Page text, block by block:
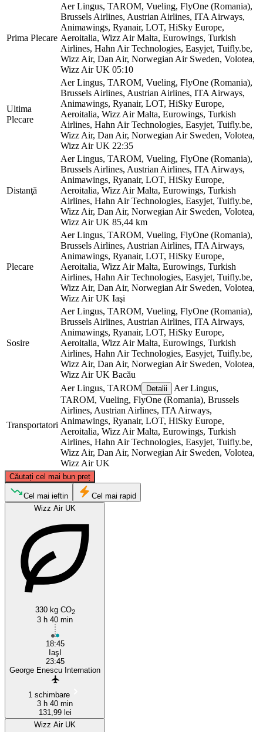
Prima Plecare
Aer Lingus, TAROM, Vueling, FlyOne (Romania),
Brussels Airlines, Austrian Airlines, ITA Airways,
Animawings, Ryanair, LOT, HiSky Europe,
Aeroitalia, Wizz Air Malta, Eurowings, Turkish
Airlines, Hahn Air Technologies, Easyjet, Tuifly.be,
Wizz Air, Dan Air, Norwegian Air Sweden, Volotea,
Wizz Air UK 05:10
Ultima
Plecare
Aer Lingus, TAROM, Vueling, FlyOne (Romania),
Brussels Airlines, Austrian Airlines, ITA Airways,
Animawings, Ryanair, LOT, HiSky Europe,
Aeroitalia, Wizz Air Malta, Eurowings, Turkish
Airlines, Hahn Air Technologies, Easyjet, Tuifly.be,
Wizz Air, Dan Air, Norwegian Air Sweden, Volotea,
Wizz Air UK 22:35
Distanţă
Aer Lingus, TAROM, Vueling, FlyOne (Romania),
Brussels Airlines, Austrian Airlines, ITA Airways,
Animawings, Ryanair, LOT, HiSky Europe,
Aeroitalia, Wizz Air Malta, Eurowings, Turkish
Airlines, Hahn Air Technologies, Easyjet, Tuifly.be,
Wizz Air, Dan Air, Norwegian Air Sweden, Volotea,
Wizz Air UK 85,44 km
Plecare
Aer Lingus, TAROM, Vueling, FlyOne (Romania),
Brussels Airlines, Austrian Airlines, ITA Airways,
Animawings, Ryanair, LOT, HiSky Europe,
Aeroitalia, Wizz Air Malta, Eurowings, Turkish
Airlines, Hahn Air Technologies, Easyjet, Tuifly.be,
Wizz Air, Dan Air, Norwegian Air Sweden, Volotea,
Wizz Air UK Iaşi
Sosire
Aer Lingus, TAROM, Vueling, FlyOne (Romania),
Brussels Airlines, Austrian Airlines, ITA Airways,
Animawings, Ryanair, LOT, HiSky Europe,
Aeroitalia, Wizz Air Malta, Eurowings, Turkish
Airlines, Hahn Air Technologies, Easyjet, Tuifly.be,
Wizz Air, Dan Air, Norwegian Air Sweden, Volotea,
Wizz Air UK Bacău
Transportatori
Aer Lingus, TAROM Detalii
Aer Lingus,
TAROM, Vueling, FlyOne (Romania), Brussels
Airlines, Austrian Airlines, ITA Airways,
Animawings, Ryanair, LOT, HiSky Europe,
Aeroitalia, Wizz Air Malta, Eurowings, Turkish
Airlines, Hahn Air Technologies, Easyjet, Tuifly.be,
Wizz Air, Dan Air, Norwegian Air Sweden, Volotea,
Wizz Air UK
Căutați cel mai bun preț
Cel mai ieftin
Cel mai rapid
Wizz Air UK
330 kg CO2
3 h 40 min
18:45
IaşI
23:45
George Enescu Internation
1 schimbare
3 h 40 min
131,99 lei
Wizz Air UK